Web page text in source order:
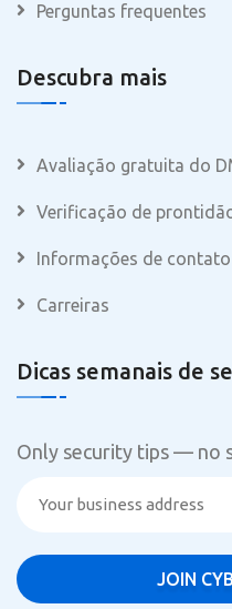
Perguntas frequentes
Descubra mais
Avaliação gratuita do
Verificação de
Informações de contato
Carreiras
Dicas semanais de
Only security tips — no